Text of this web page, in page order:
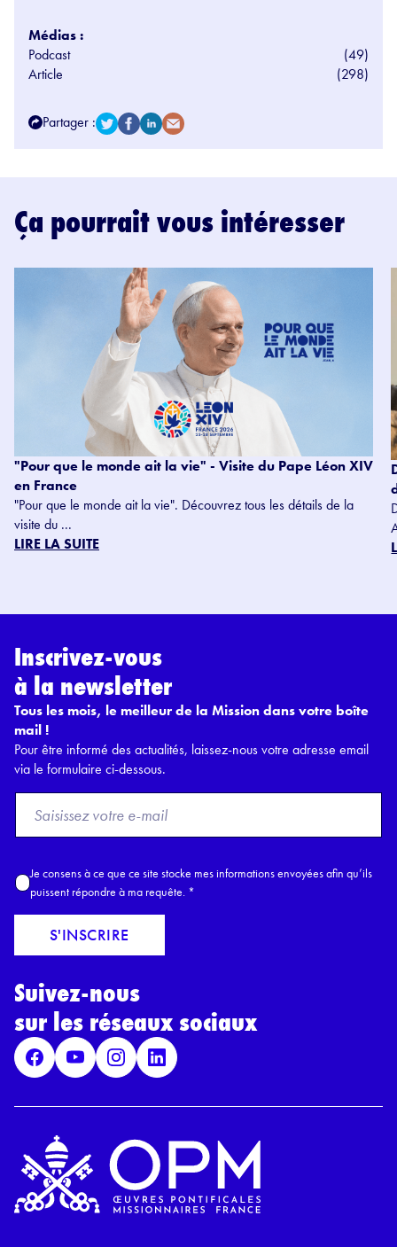
Médias :
Podcast
(49)
Article
(298)
Partager :
Ça pourrait vous intéresser
"Pour que le monde ait la vie" - Visite du Pape Léon XIV
en France
"Pour que le monde ait la vie". Découvrez tous les détails de la
visite du ...
LIRE LA SUITE
Inscrivez-vous
à la newsletter
Tous les mois, le meilleur de la Mission dans votre boîte
mail !
Pour être informé des actualités, laissez-nous votre adresse email
via le formulaire ci-dessous.
o
E
m
a
l
A
c
c
R
P
D
*
Je consens à ce que ce site stocke mes informations envoyées afin qu’ils
puissent répondre à ma requête. *
S'INSCRIRE
Suivez-nous
sur les réseaux sociaux